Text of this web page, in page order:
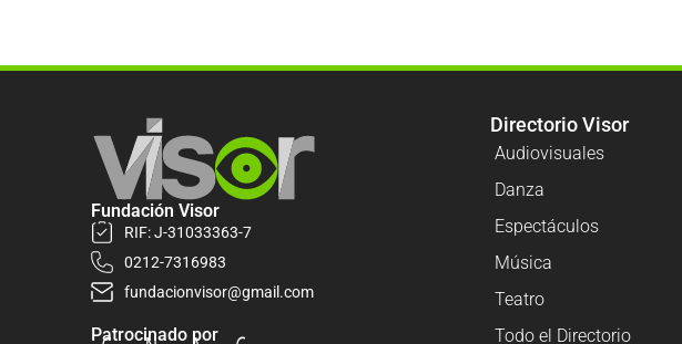
Fundación Visor
RIF: J-31033363-7
0212-7316983
fundacionvisor@gmail.com
Patrocinado por
Directorio Visor
Audiovisuales
Danza
Espectáculos
Música
Teatro
Todo el Directorio